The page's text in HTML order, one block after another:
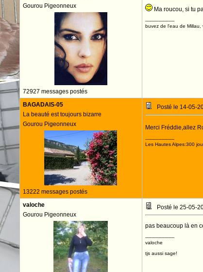
Gourou Pigeonneux
72927 messages postés
Ma roucou, si tu
--------------------
buvez de l'eau de Millau,
BAGADAIS-05
La beauté est toujours bizarre
Gourou Pigeonneux
13222 messages postés
Posté le 14-05-
Merci Fréddie,allez
--------------------
Les Hautes Alpes:300
valoche
Gourou Pigeonneux
Posté le 25-05-
pas beaucoup là en
--------------------
valoche
tjs aussi sage!